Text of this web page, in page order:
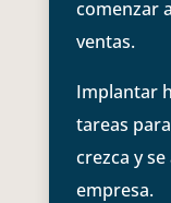
comenzar
ventas.
Implantar
tareas
crezca y
empresa.